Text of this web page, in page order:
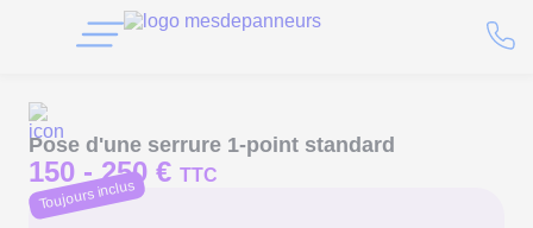
Pose d'une serrure 1-point standard
150 -250 € TTC
Toujours inclus